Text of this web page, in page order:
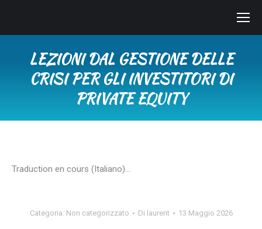
LEZIONI DAL GESTIONE DELLE
CRISI PER GLI INVESTITORI DI
PRIVATE EQUITY
Traduction en cours (Italiano)…
Categoria: Non categorizzato Di laurent 13 Maggio 2026